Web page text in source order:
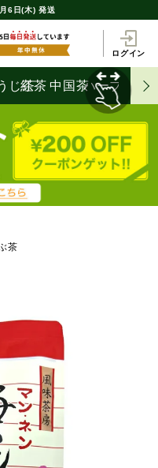
6日(木) 発送
ログイン
じ茶
紅茶 中国茶ハーブティ
茶